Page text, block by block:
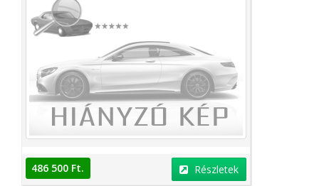
486 500 Ft. Részletek